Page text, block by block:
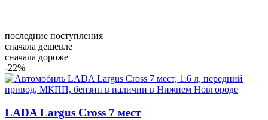
последние поступления
сначала дешевле
сначала дороже
-22%
LADA Largus Cross 7 мест